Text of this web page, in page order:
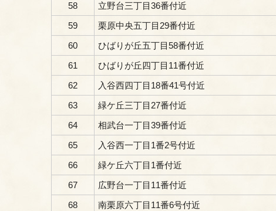
58
立野台三丁目36番付近
59
栗原中央五丁目29番付近
60
ひばりが丘五丁目58番付近
61
ひばりが丘四丁目11番付近
62
入谷西四丁目18番41号付近
63
緑ケ丘三丁目27番付近
64
相武台一丁目39番付近
65
入谷西一丁目1番2号付近
66
緑ケ丘六丁目1番付近
67
広野台一丁目11番付近
68
南栗原六丁目11番6号付近